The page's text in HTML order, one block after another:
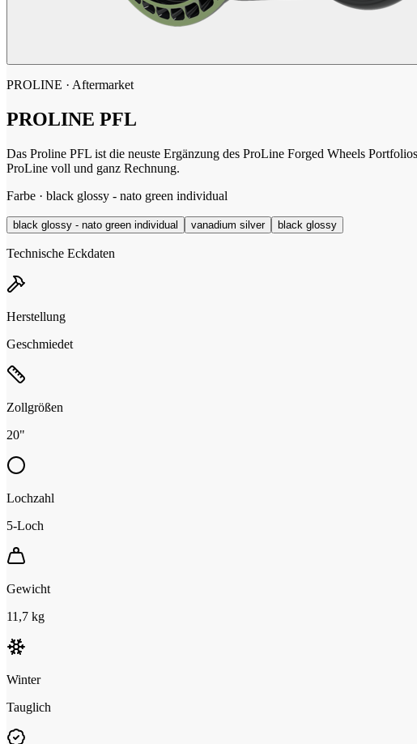
PROLINE · Aftermarket
PROLINE PFL
Das Proline PFL ist die neuste Ergänzung des ProLine Forged Wheels
ProLine voll und ganz Rechnung.
Farbe · black glossy - nato green individual
black glossy - nato green individual vanadium silver black glossy
Technische Eckdaten
Herstellung
Geschmiedet
Zollgrößen
20"
Lochzahl
5-Loch
Gewicht
11,7 kg
Winter
Tauglich